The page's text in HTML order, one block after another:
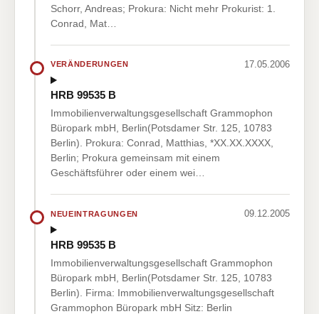
Schorr, Andreas; Prokura: Nicht mehr Prokurist: 1.
Conrad, Mat…
VERÄNDERUNGEN 17.05.2006
HRB 99535 B
Immobilienverwaltungsgesellschaft Grammophon
Büropark mbH, Berlin(Potsdamer Str. 125, 10783
Berlin). Prokura: Conrad, Matthias, *XX.XX.XXXX,
Berlin; Prokura gemeinsam mit einem
Geschäftsführer oder einem wei…
NEUEINTRAGUNGEN 09.12.2005
HRB 99535 B
Immobilienverwaltungsgesellschaft Grammophon
Büropark mbH, Berlin(Potsdamer Str. 125, 10783
Berlin). Firma: Immobilienverwaltungsgesellschaft
Grammophon Büropark mbH Sitz: Berlin